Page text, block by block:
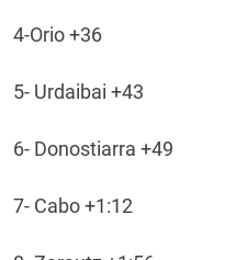
4-Orio +36
5- Urdaibai +43
6- Donostiarra +49
7- Cabo +1:12